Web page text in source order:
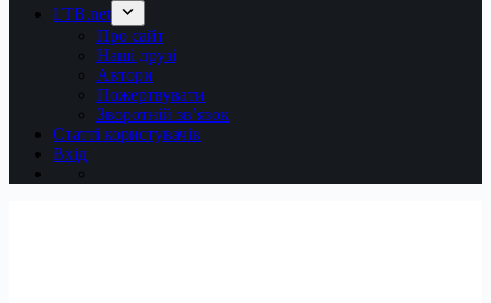
LTB.net
Про сайт
Наші друзі
Автори
Пожертвувати
Зворотній зв’язок
Статті користувачів
Вхід